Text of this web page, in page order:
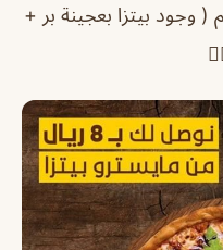
( وجود بيتزا بعجينة بر +